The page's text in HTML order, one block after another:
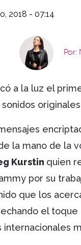
2018 - 07:14
a la luz el
la mano de la
Kurstin quien
por su
que los
el
internacionales